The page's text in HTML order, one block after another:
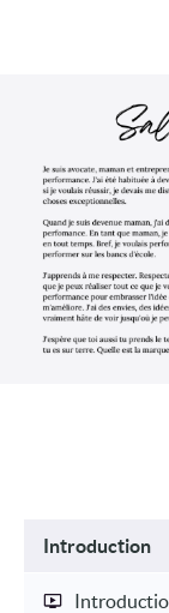
Introduction